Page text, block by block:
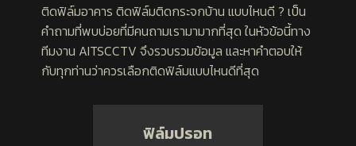
ติดฟิล์มอาคาร ติดฟิล์มติดกระจกบ้าน แบบไหนดี ? เป็น
คำถามที่พบบ่อยที่มีคนถามเรามามากที่สุด ในหัวข้อนี้ทาง
ทีมงาน AITSCCTV จึงรวบรวมข้อมูล และหาคำตอบให้
กับทุกท่านว่าควรเลือกติดฟิล์มแบบไหนดีที่สุด
ฟิล์มปรอท